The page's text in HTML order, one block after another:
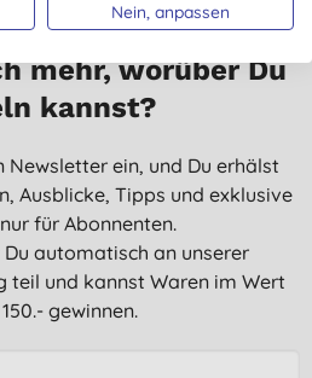
mehr, worüber Du
kannst?
Newsletter ein, und Du erhälst
Ausblicke, Tipps und exklusive
für Abonnenten.
automatisch an unserer
teil und kannst Waren im Wert
gewinnen.
Nein, anpassen